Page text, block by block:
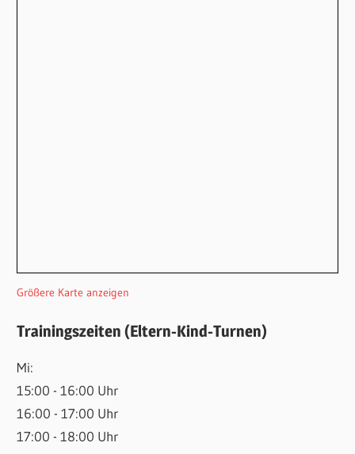
Größere Karte anzeigen
Trainingszeiten (Eltern-Kind-Turnen)
Mi:
15:00 - 16:00 Uhr
16:00 - 17:00 Uhr
17:00 - 18:00 Uhr